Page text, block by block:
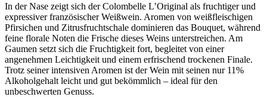
In der Nase zeigt sich der Colombelle L’Original als fruchtiger und
expressiver französischer Weißwein. Aromen von weißfleischigen
Pfirsichen und Zitrusfruchtschale dominieren das Bouquet, während
feine florale Noten die Frische dieses Weins unterstreichen. Am
Gaumen setzt sich die Fruchtigkeit fort, begleitet von einer
angenehmen Leichtigkeit und einem erfrischend trockenen Finale.
Trotz seiner intensiven Aromen ist der Wein mit seinen nur 11%
Alkoholgehalt leicht und gut bekömmlich – ideal für den
unbeschwerten Genuss.